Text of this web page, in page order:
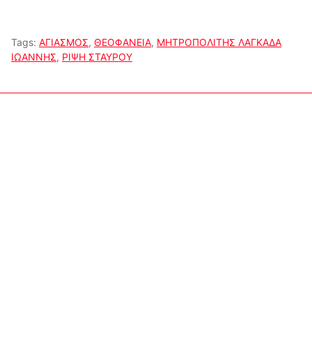
Tags: ΑΓΙΑΣΜΟΣ, ΘΕΟΦΑΝΕΙΑ, ΜΗΤΡΟΠΟΛΙΤΗΣ ΛΑΓΚΑΔΑ
ΙΩΑΝΝΗΣ, ΡΙΨΗ ΣΤΑΥΡΟΥ